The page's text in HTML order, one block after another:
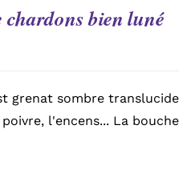
chardons bien luné
grenat sombre
l'encens... La